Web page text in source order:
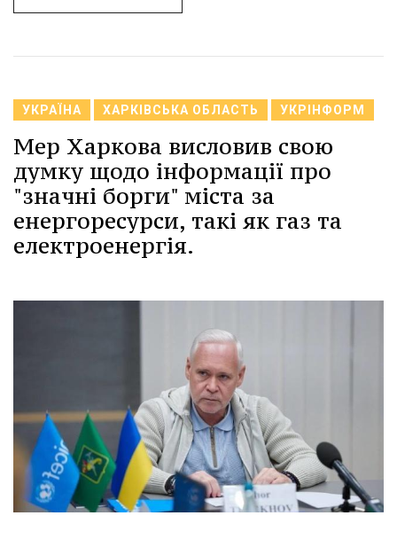
УКРАЇНА ХАРКІВСЬКА ОБЛАСТЬ УКРІНФОРМ
Мер Харкова висловив свою
думку щодо інформації про
"значні борги" міста за
енергоресурси, такі як газ та
електроенергія.